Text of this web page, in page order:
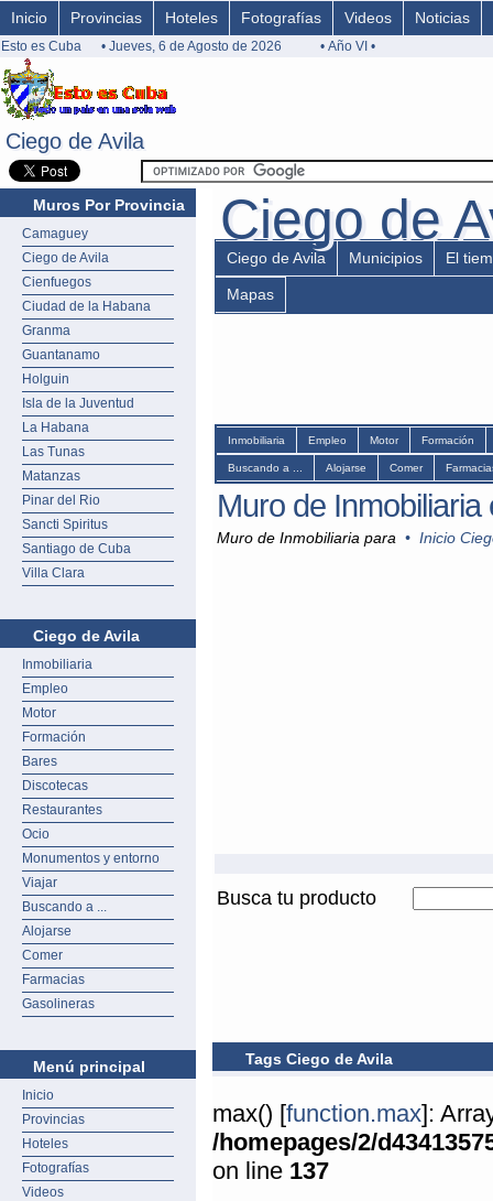
Ciego de Avila
Ciego de Avila
Inicio Provincias Hoteles Fotografías Videos Noticias
Esto es Cuba • Jueves, 6 de Agosto de 2026 • Año VI •
Muros Por Provincia
Camaguey
Ciego de Avila
Cienfuegos
Ciudad de la Habana
Granma
Guantanamo
Holguin
Isla de la Juventud
La Habana
Las Tunas
Matanzas
Pinar del Rio
Sancti Spiritus
Santiago de Cuba
Villa Clara
Ciego de Avila
Inmobiliaria
Empleo
Motor
Formación
Bares
Discotecas
Restaurantes
Ocio
Monumentos y entorno
Viajar
Buscando a ...
Alojarse
Comer
Farmacias
Gasolineras
Menú principal
Inicio
Provincias
Hoteles
Fotografías
Videos
Ciego de
Ciego de
Ciego de Avila Municipios El
Mapas
Inmobiliaria Empleo Motor Formación
Buscando a ... Alojarse Comer
Muro de Inmobiliaria
Muro de Inmobiliaria para • Inicio
Busca tu producto
Tags Ciego de Avila
max() [function.max]:
/homepages/2/
on line 137